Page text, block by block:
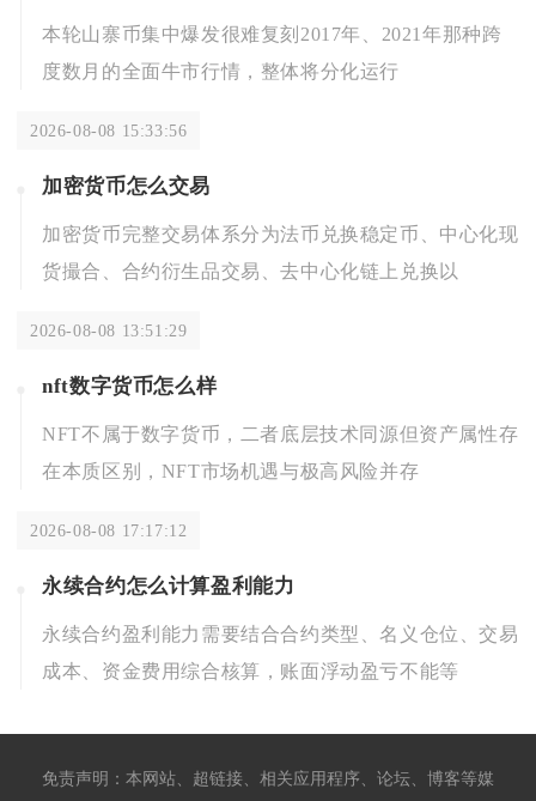
本轮山寨币集中爆发很难复刻2017年、2021年那种跨
度数月的全面牛市行情，整体将分化运行
2026-08-08 15:33:56
加密货币怎么交易
加密货币完整交易体系分为法币兑换稳定币、中心化现
货撮合、合约衍生品交易、去中心化链上兑换以
2026-08-08 13:51:29
nft数字货币怎么样
NFT不属于数字货币，二者底层技术同源但资产属性存
在本质区别，NFT市场机遇与极高风险并存
2026-08-08 17:17:12
永续合约怎么计算盈利能力
永续合约盈利能力需要结合合约类型、名义仓位、交易
成本、资金费用综合核算，账面浮动盈亏不能等
免责声明：本网站、超链接、相关应用程序、论坛、博客等媒